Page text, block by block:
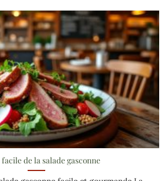
de la salade gasconne